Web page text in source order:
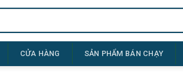
CỬA HÀNG SẢN PHẨM BÁN CHẠY